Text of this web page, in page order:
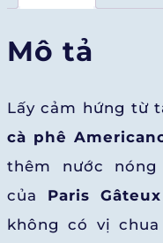
Mô tả
Lấy cảm hứng từ
cà phê
thêm nước nóng
của Paris Gâteux
không có vị